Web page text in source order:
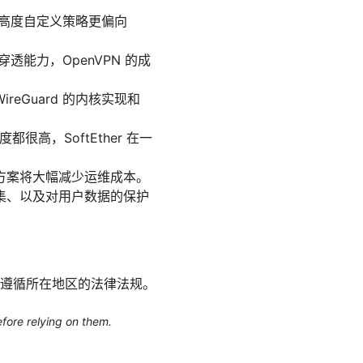
度自定义策略更偏向
透能力，OpenVPN 的成
的内核实现和
都很高，SoftEther 在一
将大幅减少运维成本。
以及对用户数据的保护
循所在地区的法律法规。
relying on them.